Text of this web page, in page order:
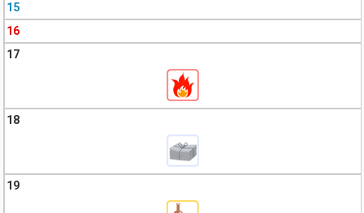
15
16
17
18
19